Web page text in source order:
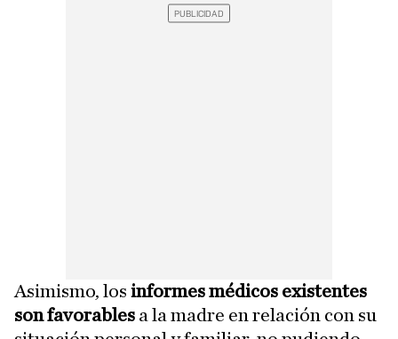
Asimismo, los informes médicos existentes
son favorables a la madre en relación con su